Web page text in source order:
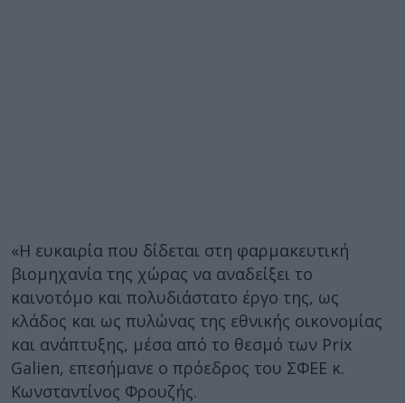
«Η ευκαιρία που δίδεται στη φαρμακευτική
βιομηχανία της χώρας να αναδείξει το
καινοτόμο και πολυδιάστατο έργο της, ως
κλάδος και ως πυλώνας της εθνικής οικονομίας
και ανάπτυξης, μέσα από το θεσμό των Prix
Galien, επεσήμανε ο πρόεδρος του ΣΦΕΕ κ.
Κωνσταντίνος Φρουζής.